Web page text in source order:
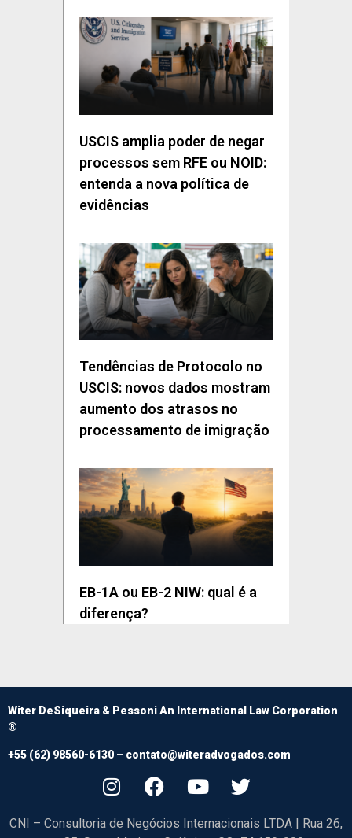
USCIS amplia poder de negar
processos sem RFE ou NOID:
entenda a nova política de
evidências
Tendências de Protocolo no
USCIS: novos dados mostram
aumento dos atrasos no
processamento de imigração
EB-1A ou EB-2 NIW: qual é a
diferença?
Witer DeSiqueira & Pessoni An International Law Corporation
®
+55 (62) 98560-6130 – contato@witeradvogados.com
CNI – Consultoria de Negócios Internacionais LTDA | Rua 26,